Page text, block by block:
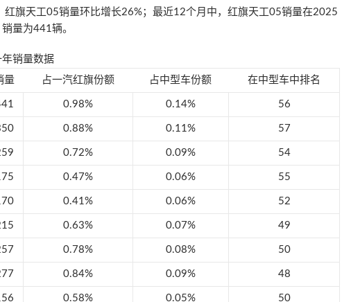
天工05销量环比增长26%；最近12个月中，红旗天工05销量在2025
量为441辆。
销量数据
量 占一汽红旗份额 占中型车份额 在中型车中排名
0.98% 0.14% 56
0.88% 0.11% 57
0.72% 0.09% 54
0.47% 0.06% 55
0.41% 0.06% 52
0.63% 0.07% 49
0.78% 0.08% 50
0.84% 0.09% 48
0.58% 0.05% 50